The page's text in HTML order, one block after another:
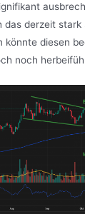
das derzeit stark
könnte diesen
noch